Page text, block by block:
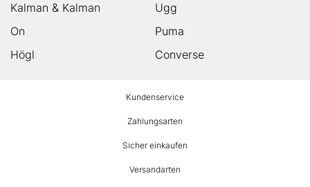
Kalman & Kalman
Ugg
On
Puma
Högl
Converse
Kundenservice
Zahlungsarten
Sicher einkaufen
Versandarten